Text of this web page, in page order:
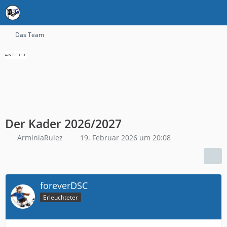
Das Team
Der Kader 2026/2027
ArminiaRulez 19. Februar 2026 um 20:08
foreverDSC
Erleuchteter